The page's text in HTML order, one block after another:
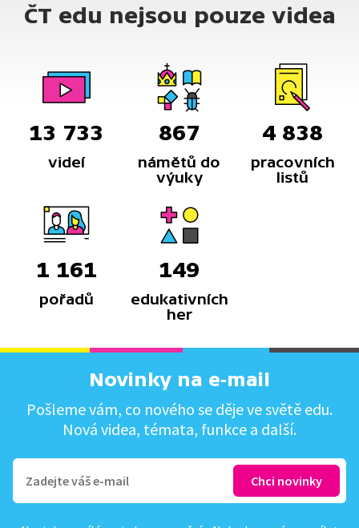
ČT edu nejsou pouze videa
13 733
videí
867
námětů do
výuky
4 838
pracovních
listů
1 161
pořadů
149
edukativních
her
Novinky na e-mail
Pošleme vám, co nového se děje ve světě edu.
Nová videa, témata, funkce a další.